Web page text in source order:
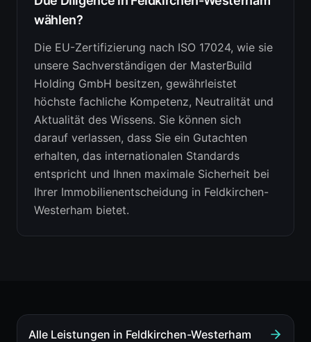
wählen?
Die EU-Zertifizierung nach ISO 17024, wie sie
unsere Sachverständigen der MasterBuild
Holding GmbH besitzen, gewährleistet
höchste fachliche Kompetenz, Neutralität und
Aktualität des Wissens. Sie können sich
darauf verlassen, dass Sie ein Gutachten
erhalten, das internationalen Standards
entspricht und Ihnen maximale Sicherheit bei
Ihrer Immobilienentscheidung in Feldkirchen-
Westerham bietet.
Alle Leistungen in Feldkirchen-Westerham